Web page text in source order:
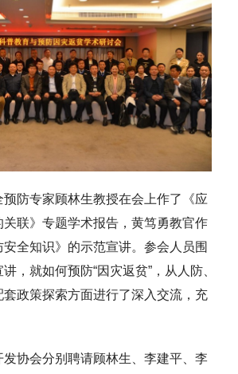
防专家顾林生教授在会上作了《应
联》专题学术报告，黄笃勇教官作
全知识》的示范宣讲。参会人员围
，就如何预防“因灾返贫”，从人防、
政策探索方面进行了深入交流，充
协会分别聘请顾林生、李建平、李